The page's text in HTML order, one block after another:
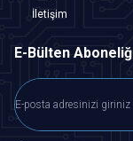
İletişim
E-Bülten